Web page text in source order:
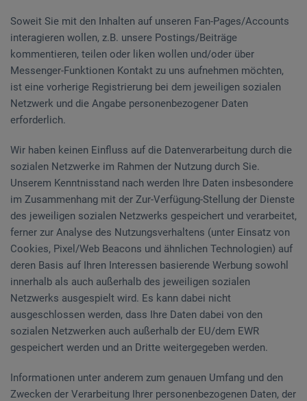
Soweit Sie mit den Inhalten auf unseren Fan-Pages/Accounts
interagieren wollen, z.B. unsere Postings/Beiträge
kommentieren, teilen oder liken wollen und/oder über
Messenger-Funktionen Kontakt zu uns aufnehmen möchten,
ist eine vorherige Registrierung bei dem jeweiligen sozialen
Netzwerk und die Angabe personenbezogener Daten
erforderlich.
Wir haben keinen Einfluss auf die Datenverarbeitung durch die
sozialen Netzwerke im Rahmen der Nutzung durch Sie.
Unserem Kenntnisstand nach werden Ihre Daten insbesondere
im Zusammenhang mit der Zur-Verfügung-Stellung der Dienste
des jeweiligen sozialen Netzwerks gespeichert und verarbeitet,
ferner zur Analyse des Nutzungsverhaltens (unter Einsatz von
Cookies, Pixel/Web Beacons und ähnlichen Technologien) auf
deren Basis auf Ihren Interessen basierende Werbung sowohl
innerhalb als auch außerhalb des jeweiligen sozialen
Netzwerks ausgespielt wird. Es kann dabei nicht
ausgeschlossen werden, dass Ihre Daten dabei von den
sozialen Netzwerken auch außerhalb der EU/dem EWR
gespeichert werden und an Dritte weitergegeben werden.
Informationen unter anderem zum genauen Umfang und den
Zwecken der Verarbeitung Ihrer personenbezogenen Daten, der